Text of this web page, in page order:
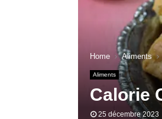
Home Aliments
Aliments
Calorie
25 décembre 2023